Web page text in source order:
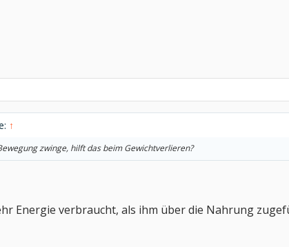
↑
zwinge, hilft das beim Gewichtverlieren?
Energie verbraucht, als ihm über die Nahrung